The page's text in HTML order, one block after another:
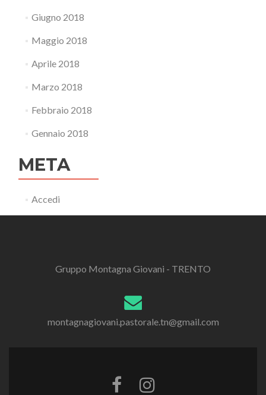
Giugno 2018
Maggio 2018
Aprile 2018
Marzo 2018
Febbraio 2018
Gennaio 2018
META
Accedi
Gruppo Montagna Giovani - TRENTO
montagnagiovani.pastorale.tn@gmail.com
Link
Link